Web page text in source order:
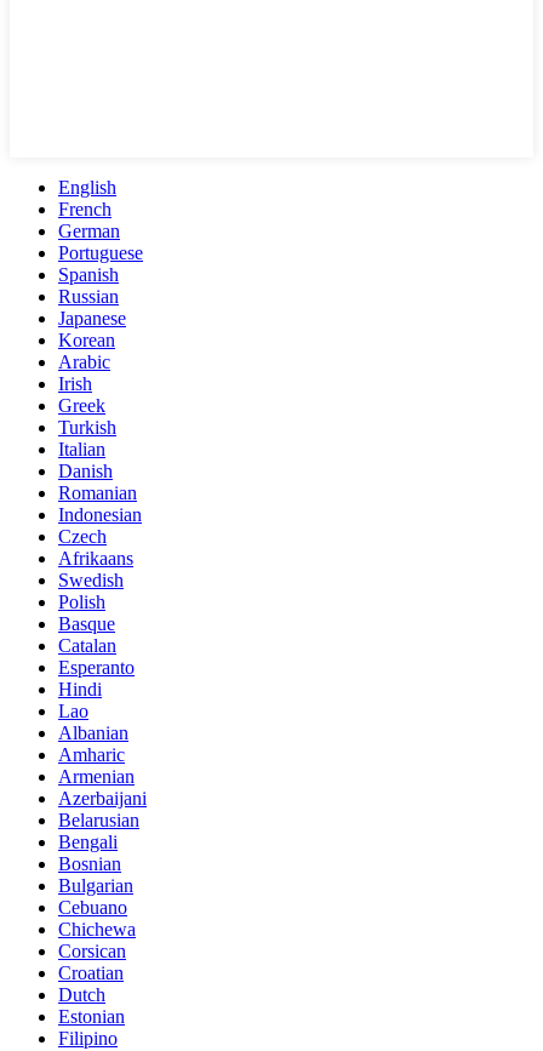
English
French
German
Portuguese
Spanish
Russian
Japanese
Korean
Arabic
Irish
Greek
Turkish
Italian
Danish
Romanian
Indonesian
Czech
Afrikaans
Swedish
Polish
Basque
Catalan
Esperanto
Hindi
Lao
Albanian
Amharic
Armenian
Azerbaijani
Belarusian
Bengali
Bosnian
Bulgarian
Cebuano
Chichewa
Corsican
Croatian
Dutch
Estonian
Filipino